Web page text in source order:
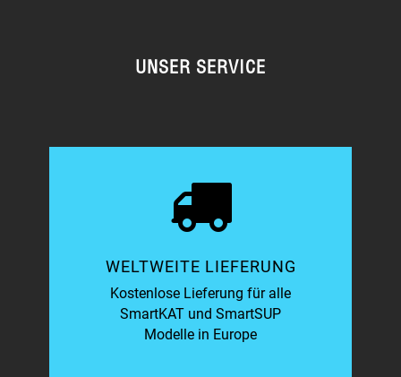
UNSER SERVICE
WELTWEITE LIEFERUNG
Kostenlose Lieferung für alle
SmartKAT und SmartSUP
Modelle in Europe